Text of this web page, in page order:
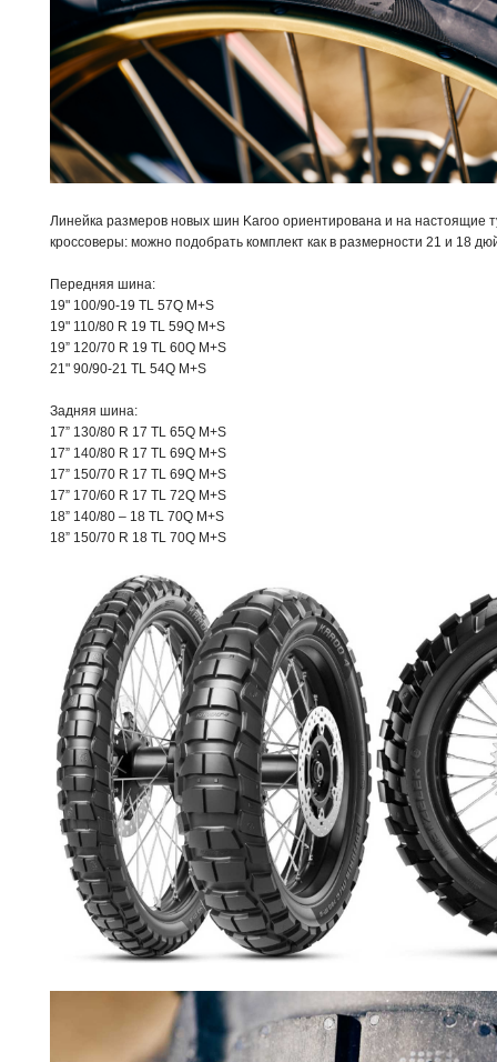
Линейка размеров новых шин Karoo ориентирована и на настоящие
кроссоверы: можно подобрать комплект как в размерности 21 и 18
Передняя шина:
19" 100/90-19 TL 57Q M+S
19" 110/80 R 19 TL 59Q M+S
19” 120/70 R 19 TL 60Q M+S
21" 90/90-21 TL 54Q M+S
Задняя шина:
17” 130/80 R 17 TL 65Q M+S
17” 140/80 R 17 TL 69Q M+S
17” 150/70 R 17 TL 69Q M+S
17” 170/60 R 17 TL 72Q M+S
18” 140/80 – 18 TL 70Q M+S
18” 150/70 R 18 TL 70Q M+S